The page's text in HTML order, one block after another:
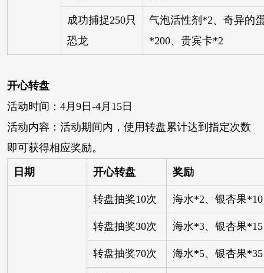
成功捕捉250只
恐龙
气泡活性剂*2、奇异的
*200、贵宾卡*2
开心转盘
活动时间：4月9日-4月15日
活动内容：活动期间内，使用转盘累计达到指定次数
即可获得相应奖励。
日期 开心转盘 奖励
转盘抽奖10次 海水*2、银杏果*10
转盘抽奖30次 海水*3、银杏果*15
转盘抽奖70次 海水*5、银杏果*35